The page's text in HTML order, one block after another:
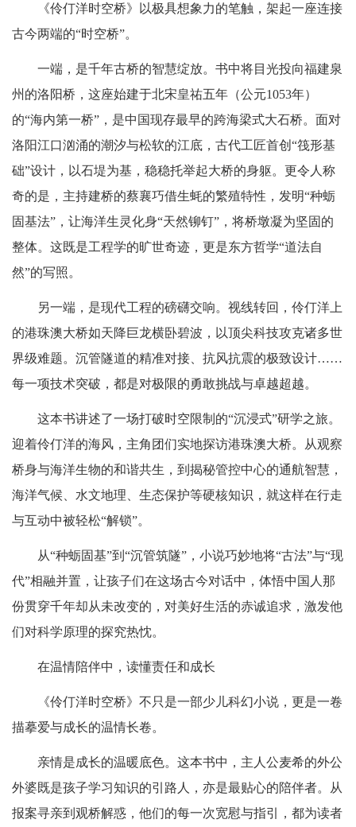
《伶仃洋时空桥》以极具想象力的笔触，架起一座连接
古今两端的“时空桥”。
一端，是千年古桥的智慧绽放。书中将目光投向福建泉
州的洛阳桥，这座始建于北宋皇祐五年（公元1053年）
的“海内第一桥”，是中国现存最早的跨海梁式大石桥。面对
洛阳江口汹涌的潮汐与松软的江底，古代工匠首创“筏形基
础”设计，以石堤为基，稳稳托举起大桥的身躯。更令人称
奇的是，主持建桥的蔡襄巧借生蚝的繁殖特性，发明“种蛎
固基法”，让海洋生灵化身“天然铆钉”，将桥墩凝为坚固的
整体。这既是工程学的旷世奇迹，更是东方哲学“道法自
然”的写照。
另一端，是现代工程的磅礴交响。视线转回，伶仃洋上
的港珠澳大桥如天降巨龙横卧碧波，以顶尖科技攻克诸多世
界级难题。沉管隧道的精准对接、抗风抗震的极致设计……
每一项技术突破，都是对极限的勇敢挑战与卓越超越。
这本书讲述了一场打破时空限制的“沉浸式”研学之旅。
迎着伶仃洋的海风，主角团们实地探访港珠澳大桥。从观察
桥身与海洋生物的和谐共生，到揭秘管控中心的通航智慧，
海洋气候、水文地理、生态保护等硬核知识，就这样在行走
与互动中被轻松“解锁”。
从“种蛎固基”到“沉管筑隧”，小说巧妙地将“古法”与“现
代”相融并置，让孩子们在这场古今对话中，体悟中国人那
份贯穿千年却从未改变的，对美好生活的赤诚追求，激发他
们对科学原理的探究热忱。
在温情陪伴中，读懂责任和成长
《伶仃洋时空桥》不只是一部少儿科幻小说，更是一卷
描摹爱与成长的温情长卷。
亲情是成长的温暖底色。这本书中，主人公麦希的外公
外婆既是孩子学习知识的引路人，亦是最贴心的陪伴者。从
报案寻亲到观桥解惑，他们的每一次宽慰与指引，都为读者